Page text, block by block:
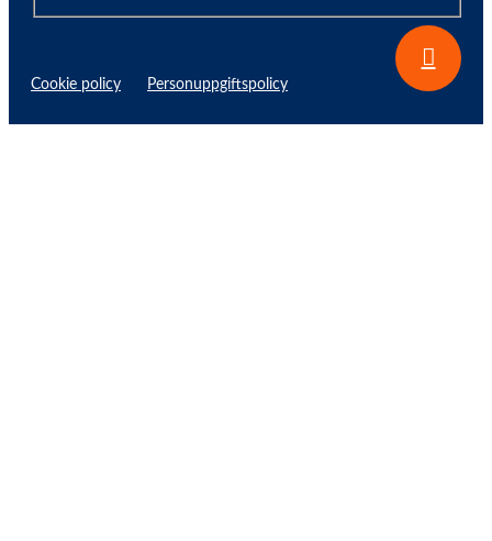
Cookie policy Personuppgiftspolicy